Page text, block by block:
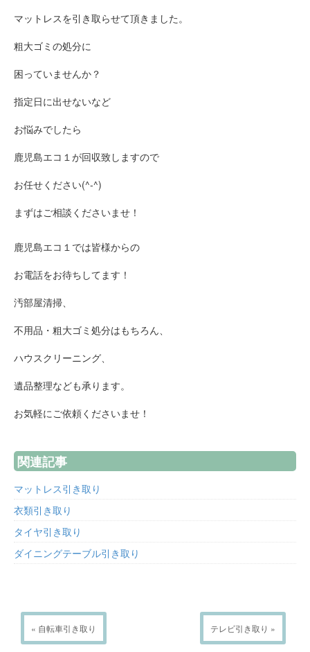
マットレスを引き取らせて頂きました。
粗大ゴミの処分に
困っていませんか？
指定日に出せないなど
お悩みでしたら
鹿児島エコ１が回収致しますので
お任せください(^-^)
まずはご相談くださいませ！
鹿児島エコ１では皆様からの
お電話をお待ちしてます！
汚部屋清掃、
不用品・粗大ゴミ処分はもちろん、
ハウスクリーニング、
遺品整理なども承ります。
お気軽にご依頼くださいませ！
関連記事
マットレス引き取り
衣類引き取り
タイヤ引き取り
ダイニングテーブル引き取り
« 自転車引き取り テレビ引き取り »